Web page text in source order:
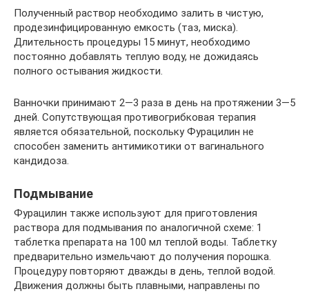
Полученный раствор необходимо залить в чистую,
продезинфицированную емкость (таз, миска).
Длительность процедуры 15 минут, необходимо
постоянно добавлять теплую воду, не дожидаясь
полного остывания жидкости.
Ванночки принимают 2—3 раза в день на протяжении 3—5
дней. Сопутствующая противогрибковая терапия
является обязательной, поскольку Фурацилин не
способен заменить антимикотики от вагинального
кандидоза.
Подмывание
Фурацилин также используют для приготовления
раствора для подмывания по аналогичной схеме: 1
таблетка препарата на 100 мл теплой воды. Таблетку
предварительно измельчают до получения порошка.
Процедуру повторяют дважды в день, теплой водой.
Движения должны быть плавными, направлены по